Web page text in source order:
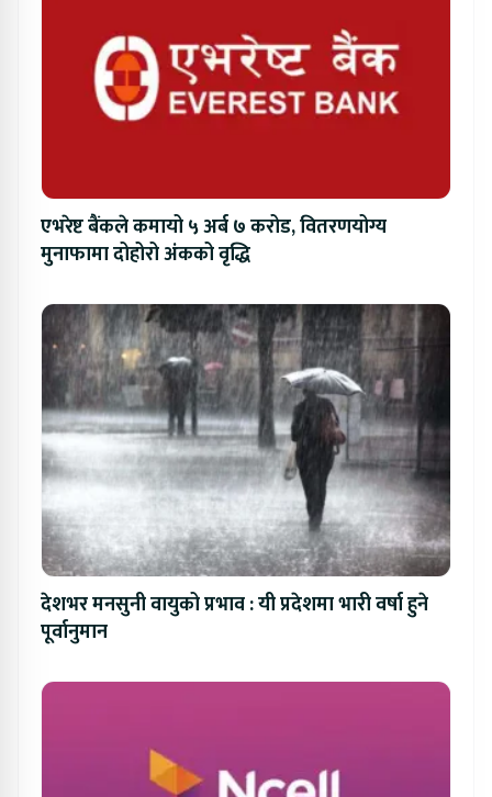
एभरेष्ट बैंकले कमायो ५ अर्ब ७ करोड, वितरणयोग्य
मुनाफामा दोहोरो अंकको वृद्धि
देशभर मनसुनी वायुको प्रभाव : यी प्रदेशमा भारी वर्षा हुने
पूर्वानुमान